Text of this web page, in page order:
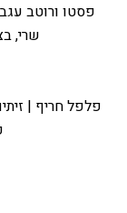
פסטו ורוטב
שרי,
פלפל חריף |